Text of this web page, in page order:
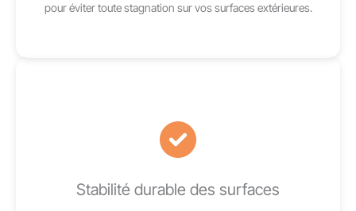
pour éviter toute stagnation sur vos surfaces extérieures.
Stabilité durable des surfaces